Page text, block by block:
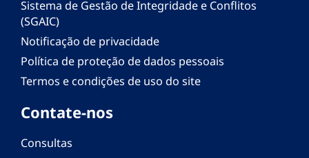
Sistema de Gestão de Integridade e Conflitos
(SGAIC)
Notificação de privacidade
Política de proteção de dados pessoais
Termos e condições de uso do site
Contate-nos
Consultas